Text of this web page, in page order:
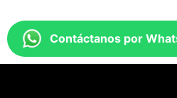
Contáctanos por